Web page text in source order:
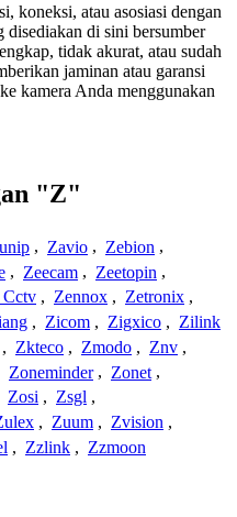
koneksi, atau asosiasi dengan
di sini bersumber
tidak akurat, atau sudah
jaminan atau garansi
kamera Anda menggunakan
"Z"
, Zavio , Zebion ,
, Zeecam , Zeetopin ,
Cctv , Zennox , Zetronix ,
, Zicom , Zigxico , Zilink
, Zkteco , Zmodo , Znv ,
Zoneminder , Zonet ,
Zosi , Zsgl ,
, Zuum , Zvision ,
, Zzlink , Zzmoon